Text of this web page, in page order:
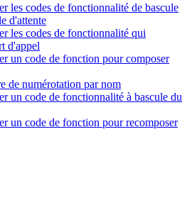
les codes de fonctionnalité de bascule
d'attente
les codes de fonctionnalité qui
d'appel
un code de fonction pour composer
de numérotation par nom
un code de fonctionnalité à bascule du
un code de fonction pour recomposer